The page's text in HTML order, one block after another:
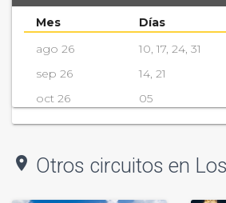
Mes
Días
ago 26
10, 17, 24, 31
sep 26
14, 21
oct 26
05
location_on Otros circuitos en